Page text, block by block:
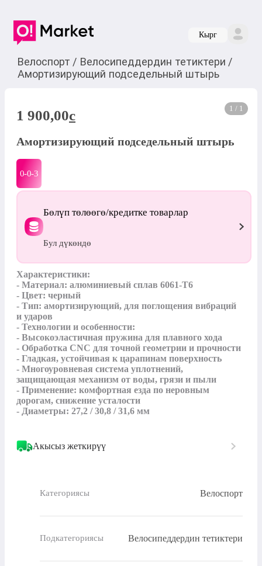
Кырг
Велоспорт / Велосипеддердин тетиктери /
Амортизирующий подседельный штырь
1 / 1
1 900,00c
Амортизирующий подседельный штырь
0-0-3
Бөлүп төлөөгө/кредитке товарлар
Бул дүкөндө
Характеристики:
- Материал: алюминиевый сплав 6061-T6
- Цвет: черный
- Тип: амортизирующий, для поглощения вибраций
и ударов
- Технологии и особенности:
- Высокоэластичная пружина для плавного хода
- Обработка CNC для точной геометрии и прочности
- Гладкая, устойчивая к царапинам поверхность
- Многоуровневая система уплотнений,
защищающая механизм от воды, грязи и пыли
- Применение: комфортная езда по неровным
дорогам, снижение усталости
- Диаметры: 27,2 / 30,8 / 31,6 мм
Акысыз жеткирүү
Категориясы Велоспорт
Подкатегориясы Велосипеддердин тетиктери